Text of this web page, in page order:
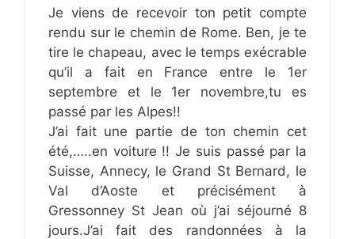
Je viens de recevoir ton petit compte
rendu sur le chemin de Rome. Ben, je te
tire le chapeau, avec le temps exécrable
qu’il a fait en France entre le 1er
septembre et le 1er novembre,tu es
passé par les Alpes!!
J’ai fait une partie de ton chemin cet
été,…..en voiture !! Je suis passé par la
Suisse, Annecy, le Grand St Bernard, le
Val d’Aoste et précisément à
Gressonney St Jean où j’ai séjourné 8
jours.J’ai fait des randonnées à la